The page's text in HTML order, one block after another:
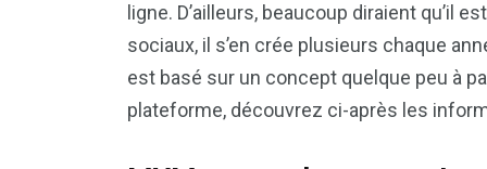
ligne. D’ailleurs, beaucoup diraient qu’il
sociaux, il s’en crée plusieurs chaque
est basé sur un concept quelque peu à
plateforme, découvrez ci-après les